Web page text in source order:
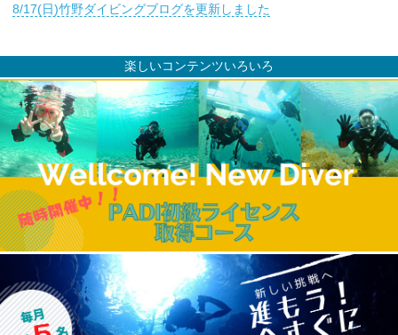
ダイビングブログ
アクセス
お問い合わせ
8/17(日)竹野ダイビングブログを更新しました
楽しいコンテンツいろいろ